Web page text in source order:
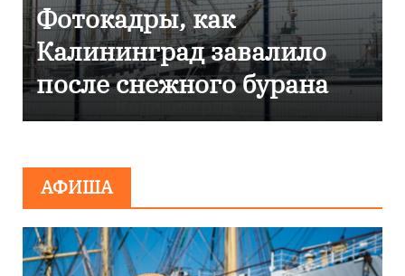
Фоторепортаж как в
Калининграде
эвакуировали ТЦ из-за
сообщения о
АФИША